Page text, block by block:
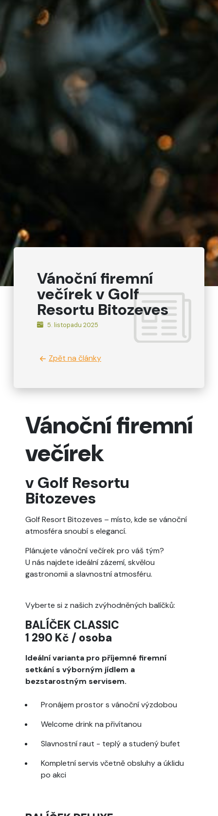
Vánoční firemní
večírek v Golf
Resortu Bitozeves
5. listopadu 2025
Zpět na články
Vánoční firemní
večírek
v Golf Resortu
Bitozeves
Golf Resort Bitozeves – místo, kde se vánoční
atmosféra snoubí s elegancí.
Plánujete vánoční večírek pro váš tým?
U nás najdete ideální zázemí, skvělou
gastronomii a slavnostní atmosféru.
Vyberte si z našich zvýhodněných balíčků:
BALÍČEK CLASSIC
1 290 Kč / osoba
Ideální varianta pro příjemné firemní
setkání s výborným jídlem a
bezstarostným servisem.
Pronájem prostor s vánoční výzdobou
Welcome drink na přivítanou
Slavnostní raut - teplý a studený bufet
Kompletní servis včetně obsluhy a úklidu
po akci